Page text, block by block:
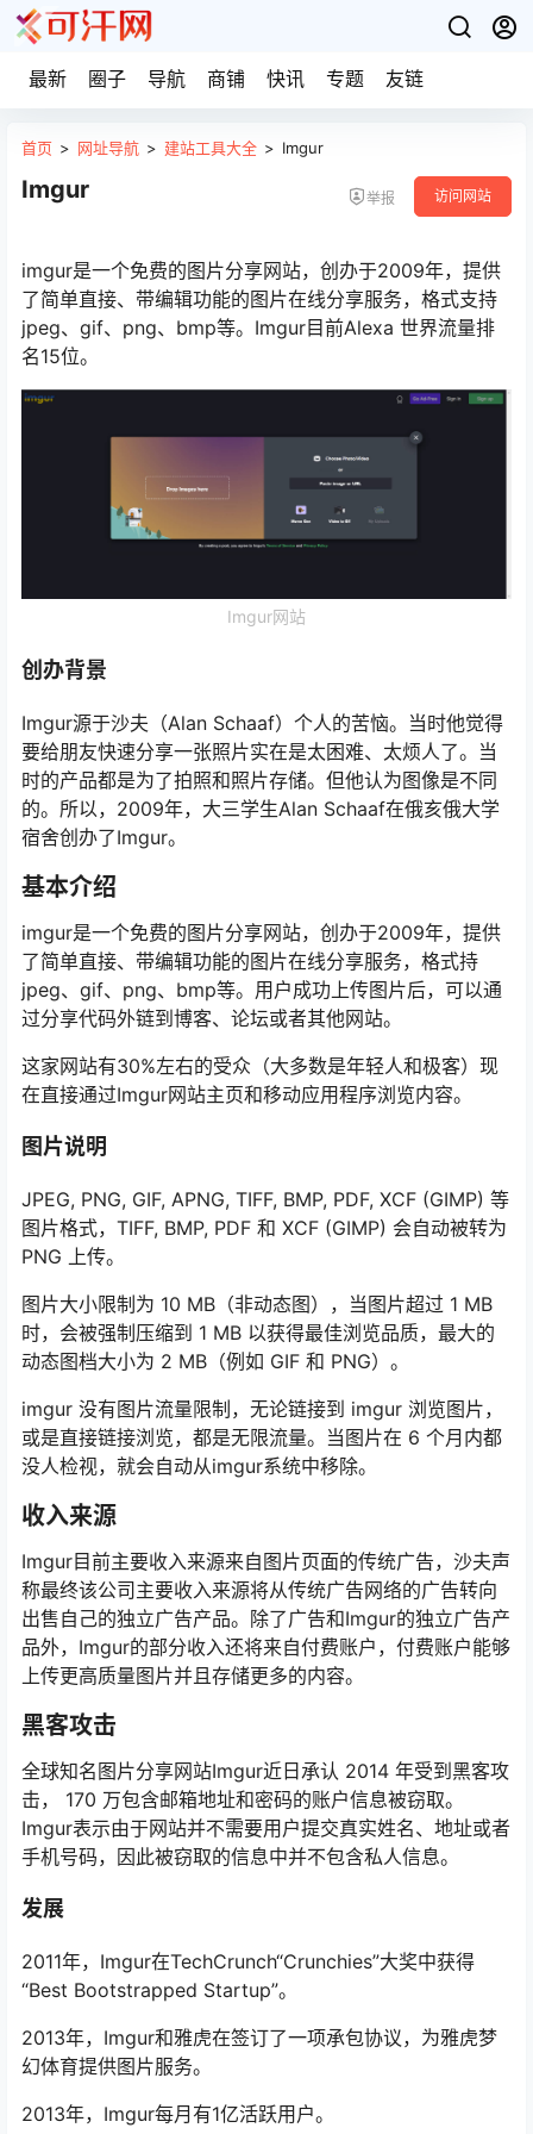
最新 圈子 导航 商铺 快讯 专题 友链
首页 > 网址导航 > 建站工具大全 > Imgur
Imgur 举报 访问网站
imgur是一个免费的图片分享网站，创办于2009年，提供
了简单直接、带编辑功能的图片在线分享服务，格式支持
jpeg、gif、png、bmp等。Imgur目前Alexa 世界流量排
名15位。
Imgur网站
创办背景
Imgur源于沙夫（Alan Schaaf）个人的苦恼。当时他觉得
要给朋友快速分享一张照片实在是太困难、太烦人了。当
时的产品都是为了拍照和照片存储。但他认为图像是不同
的。所以，2009年，大三学生Alan Schaaf在俄亥俄大学
宿舍创办了Imgur。
基本介绍
imgur是一个免费的图片分享网站，创办于2009年，提供
了简单直接、带编辑功能的图片在线分享服务，格式持
jpeg、gif、png、bmp等。用户成功上传图片后，可以通
过分享代码外链到博客、论坛或者其他网站。
这家网站有30%左右的受众（大多数是年轻人和极客）现
在直接通过Imgur网站主页和移动应用程序浏览内容。
图片说明
JPEG, PNG, GIF, APNG, TIFF, BMP, PDF, XCF (GIMP) 等
图片格式，TIFF, BMP, PDF 和 XCF (GIMP) 会自动被转为
PNG 上传。
图片大小限制为 10 MB（非动态图），当图片超过 1 MB
时，会被强制压缩到 1 MB 以获得最佳浏览品质，最大的
动态图档大小为 2 MB（例如 GIF 和 PNG）。
imgur 没有图片流量限制，无论链接到 imgur 浏览图片，
或是直接链接浏览，都是无限流量。当图片在 6 个月内都
没人检视，就会自动从imgur系统中移除。
收入来源
Imgur目前主要收入来源来自图片页面的传统广告，沙夫声
称最终该公司主要收入来源将从传统广告网络的广告转向
出售自己的独立广告产品。除了广告和Imgur的独立广告产
品外，Imgur的部分收入还将来自付费账户，付费账户能够
上传更高质量图片并且存储更多的内容。
黑客攻击
全球知名图片分享网站Imgur近日承认 2014 年受到黑客攻
击， 170 万包含邮箱地址和密码的账户信息被窃取。
Imgur表示由于网站并不需要用户提交真实姓名、地址或者
手机号码，因此被窃取的信息中并不包含私人信息。
发展
2011年，Imgur在TechCrunch“Crunchies”大奖中获得
“Best Bootstrapped Startup”。
2013年，Imgur和雅虎在签订了一项承包协议，为雅虎梦
幻体育提供图片服务。
2013年，Imgur每月有1亿活跃用户。